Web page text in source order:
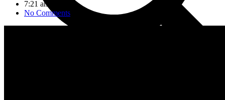
7:21 am
No Comments